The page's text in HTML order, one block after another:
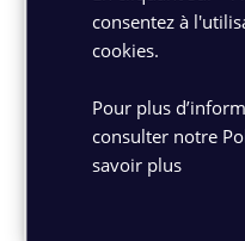
Livre blanc
Téléchargez notre
la transformation
humaines ! Enjeux,
consentez à
cookies.
Pour plus
consulter notre
savoir plus